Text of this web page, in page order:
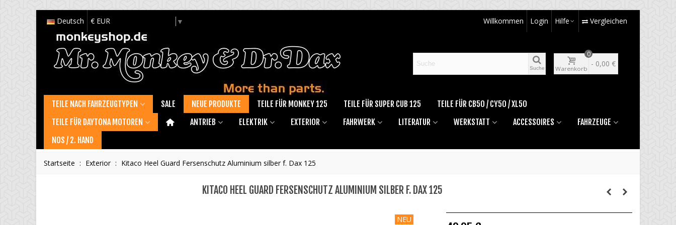
Deutsch € EUR ▼ Willkommen Login Hilfe Vergleichen
Suche Warenkorb
0
- 0,00 €
TEILE NACH FAHRZEUGTYPEN SALE NEUE PRODUKTE TEILE FÜR MONKEY 125 TEILE FÜR SUPER CUB 125
TEILE FÜR CB50 / CY50 / XL50
TEILE FÜR DAYTONA MOTOREN
ANTRIEB ELEKTRIK EXTERIOR FAHRWERK LITERATUR WERKSTATT ACCESSOIRES
FAHRZEUGE
NOS / 2. HAND
Startseite : Exterior : Kitaco Heel Guard Fersenschutz Aluminium silber f. Dax 125
KITACO HEEL GUARD FERSENSCHUTZ ALUMINIUM SILBER F. DAX 125
NEU